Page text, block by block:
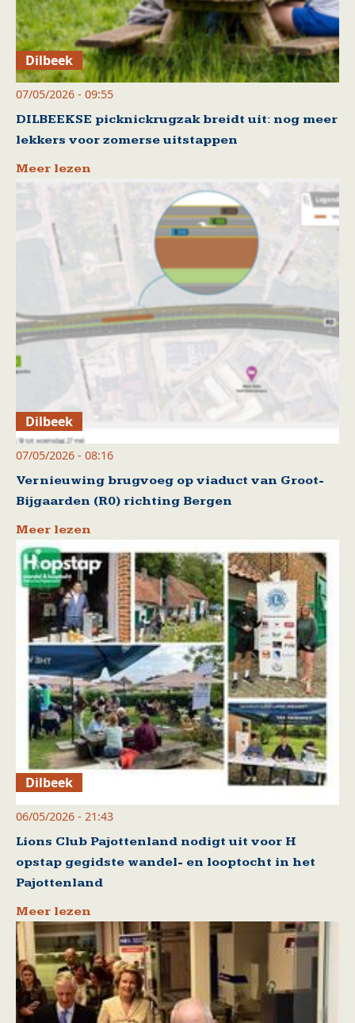
Dilbeek
07/05/2026 - 09:55
DILBEEKSE picknickrugzak breidt uit: nog meer
lekkers voor zomerse uitstappen
Meer lezen
Dilbeek
07/05/2026 - 08:16
Vernieuwing brugvoeg op viaduct van Groot-
Bijgaarden (R0) richting Bergen
Meer lezen
Dilbeek
06/05/2026 - 21:43
Lions Club Pajottenland nodigt uit voor H
opstap gegidste wandel- en looptocht in het
Pajottenland
Meer lezen